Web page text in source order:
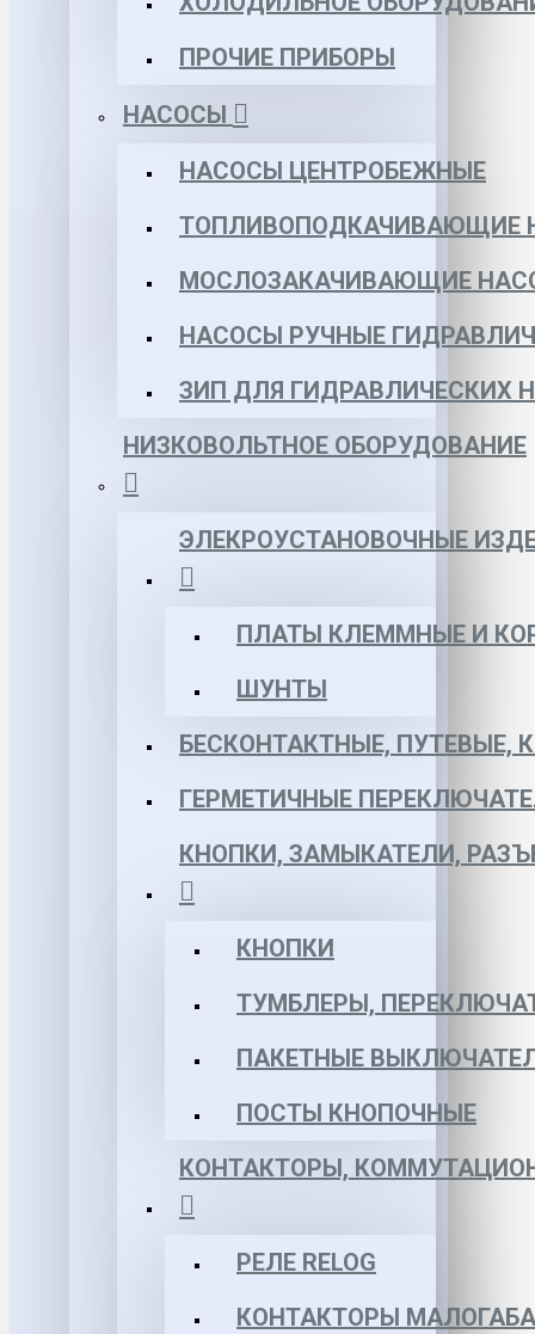
ПРОЧИЕ ПРИБОРЫ
НАСОСЫ
НАСОСЫ ЦЕНТРОБЕЖНЫЕ
ТОПЛИВОПОДКАЧИВАЮЩИЕ
МОСЛОЗАКАЧИВАЮЩИЕ
НАСОСЫ РУЧНЫЕ
ЗИП ДЛЯ ГИДРАВЛИЧЕСКИХ
НИЗКОВОЛЬТНОЕ ОБОРУДОВАНИЕ
ЭЛЕКРОУСТАНОВОЧНЫЕ
ПЛАТЫ КЛЕММНЫЕ И
ШУНТЫ
БЕСКОНТАКТНЫЕ, ПУТЕВЫЕ,
ГЕРМЕТИЧНЫЕ
КНОПКИ, ЗАМЫКАТЕЛИ,
КНОПКИ
ТУМБЛЕРЫ,
ПАКЕТНЫЕ
ПОСТЫ КНОПОЧНЫЕ
КОНТАКТОРЫ,
РЕЛЕ RELOG
КОНТАКТОРЫ